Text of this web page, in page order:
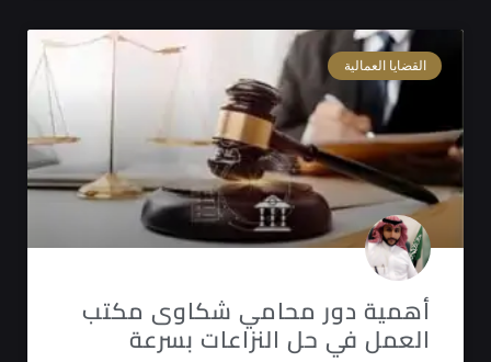
القضايا العمالية
أهمية دور محامي شكاوى مكتب
العمل في حل النزاعات بسرعة